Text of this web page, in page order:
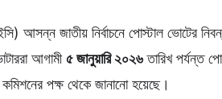
(ইসি) আসন্ন জাতীয় নির্বাচনে পোস্টাল ভোটের
আগামী ৫ জানুয়ারি ২০২৬তারিখ পর্যন্ত
পক্ষ থেকে জানানো হয়েছে।